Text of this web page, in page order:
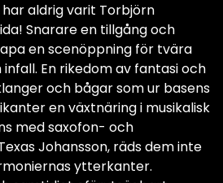
aldrig varit Torbjörn
Snarare en tillgång och
en scenöppning för tvära
En rikedom av fantasi och
och bågar som ur basens
en växtnäring i musikalisk
med saxofon- och
Johansson, räds dem inte
ytterkanter.